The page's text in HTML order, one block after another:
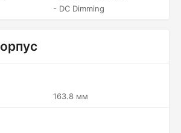
- DC Dimming
163.8 мм